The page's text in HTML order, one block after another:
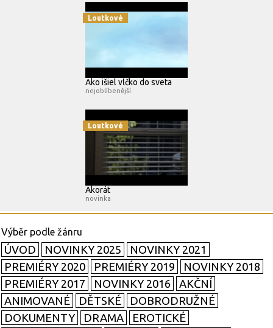
Loutkové
Ako išiel vĺčko do sveta
nejoblíbenější
Loutkové
Akorát
novinka
ÚVOD NOVINKY 2025
NOVINKY 2021
PREMIÉRY 2020
PREMIÉRY 2019
NOVINKY 2018
PREMIÉRY 2017
NOVINKY 2016
AKČNÍ
ANIMOVANÉ
DĚTSKÉ
DOBRODRUŽNÉ
DOKUMENTY
DRAMA
EROTICKÉ